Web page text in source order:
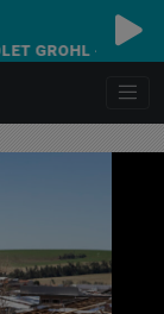
- BUG IN THE